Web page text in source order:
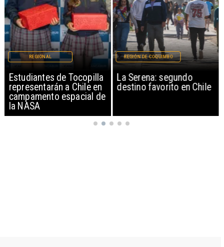
Estudiantes de Tocopilla
representarán a Chile en
campamento espacial de
la NASA
REGIONAL
La Serena: segundo
destino favorito en Chile
REGIÓN DE COQUIMBO